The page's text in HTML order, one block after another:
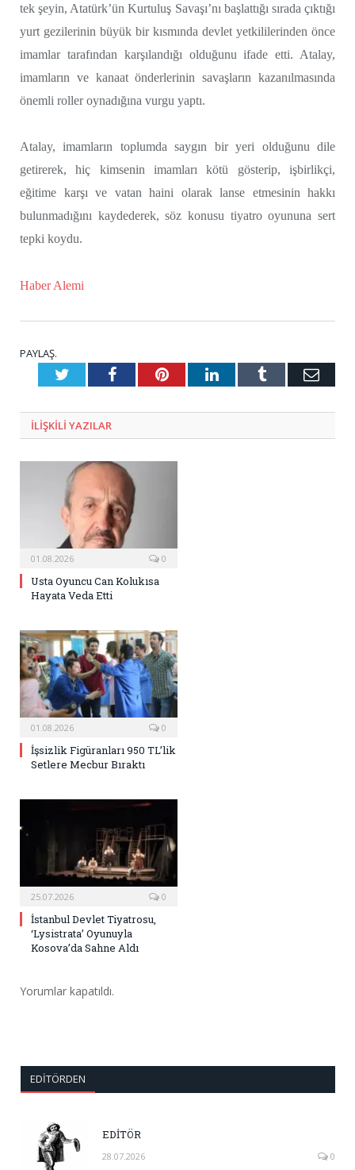
tek şeyin, Atatürk’ün Kurtuluş Savaşı’nı başlattığı sırada çıktığı
yurt gezilerinin büyük bir kısmında devlet yetkililerinden önce
imamlar tarafından karşılandığı olduğunu ifade etti. Atalay,
imamların ve kanaat önderlerinin savaşların kazanılmasında
önemli roller oynadığına vurgu yaptı.
Atalay, imamların toplumda saygın bir yeri olduğunu dile
getirerek, hiç kimsenin imamları kötü gösterip, işbirlikçi,
eğitime karşı ve vatan haini olarak lanse etmesinin hakkı
bulunmadığını kaydederek, söz konusu tiyatro oyununa sert
tepki koydu.
Haber Alemi
PAYLAŞ.
TwitterFacebookPinterestLinkedInTumblr E-
ILIŞKILI YAZILAR
01.08.2026 0
Usta Oyuncu Can Kolukısa
Hayata Veda Etti
01.08.2026 0
İşsizlik Figüranları 950 TL’lik
Setlere Mecbur Bıraktı
25.07.2026 0
İstanbul Devlet Tiyatrosu,
‘Lysistrata’ Oyunuyla
Kosova’da Sahne Aldı
Yorumlar kapatıldı.
EDITÖRDEN
EDİTÖR
28.07.2026 0